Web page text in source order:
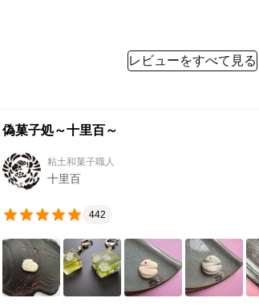
レビューをすべて見る
偽菓子処～十里百～
粘土和菓子職人
十里百
442